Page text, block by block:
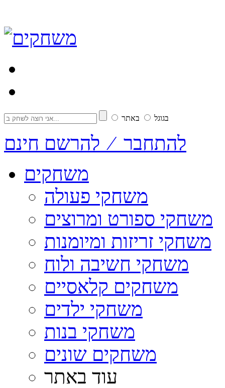
בגוגל באתר
להתחבר ⁄ להרשם חינם
משחקים
משחקי פעולה
משחקי ספורט ומרוצים
משחקי זריזות ומיומנות
משחקי חשיבה ולוח
משחקים קלאסיים
משחקי ילדים
משחקי בנות
משחקים שונים
עוד באתר